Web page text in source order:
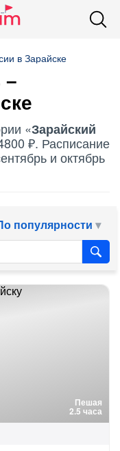
в Зарайске
–
«Зарайский
₽. Расписание
и октябрь
популярности
Пешая
2.5 часа